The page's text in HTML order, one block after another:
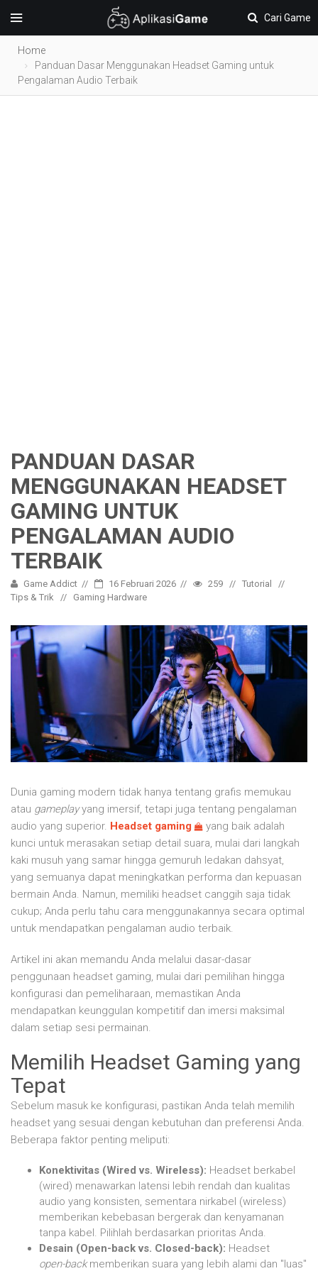
Cari Game
Home
Panduan Dasar Menggunakan Headset Gaming untuk
Pengalaman Audio Terbaik
PANDUAN DASAR
MENGGUNAKAN HEADSET
GAMING UNTUK
PENGALAMAN AUDIO
TERBAIK
Game Addict 16 Februari 2026 259
Tutorial
Tips & Trik
Gaming Hardware
Dunia gaming modern tidak hanya tentang grafis memukau
atau gameplayyang imersif, tetapi juga tentang pengalaman
audio yang superior. Headset gaming
yang baik adalah
kunci untuk merasakan setiap detail suara, mulai dari langkah
kaki musuh yang samar hingga gemuruh ledakan dahsyat,
yang semuanya dapat meningkatkan performa dan kepuasan
bermain Anda. Namun, memiliki headset canggih saja tidak
cukup; Anda perlu tahu cara menggunakannya secara optimal
untuk mendapatkan pengalaman audio terbaik.
Artikel ini akan memandu Anda melalui dasar-dasar
penggunaan headset gaming, mulai dari pemilihan hingga
konfigurasi dan pemeliharaan, memastikan Anda
mendapatkan keunggulan kompetitif dan imersi maksimal
dalam setiap sesi permainan.
Memilih Headset Gaming yang
Tepat
Sebelum masuk ke konfigurasi, pastikan Anda telah memilih
headset yang sesuai dengan kebutuhan dan preferensi Anda.
Beberapa faktor penting meliputi:
Konektivitas (Wired vs. Wireless): Headset berkabel
(wired) menawarkan latensi lebih rendah dan kualitas
audio yang konsisten, sementara nirkabel (wireless)
memberikan kebebasan bergerak dan kenyamanan
tanpa kabel. Pilihlah berdasarkan prioritas Anda.
Desain (Open-back vs. Closed-back): Headset
open-backmemberikan suara yang lebih alami dan "luas"